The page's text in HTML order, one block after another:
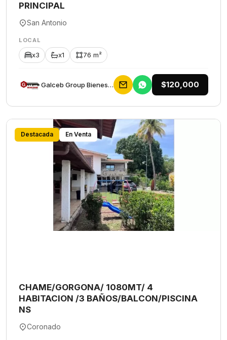
PRINCIPAL
San Antonio
LOCAL
x3 x1 76 m²
Galceb Group Bienes Raices $120,000
Destacada En Venta
CHAME/GORGONA/ 1080MT/ 4
HABITACION /3 BAÑOS/BALCON/PISCINA
NS
Coronado